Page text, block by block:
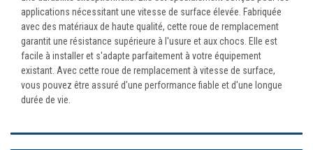
applications nécessitant une vitesse de surface élevée. Fabriquée
avec des matériaux de haute qualité, cette roue de remplacement
garantit une résistance supérieure à l'usure et aux chocs. Elle est
facile à installer et s'adapte parfaitement à votre équipement
existant. Avec cette roue de remplacement à vitesse de surface,
vous pouvez être assuré d'une performance fiable et d'une longue
durée de vie.